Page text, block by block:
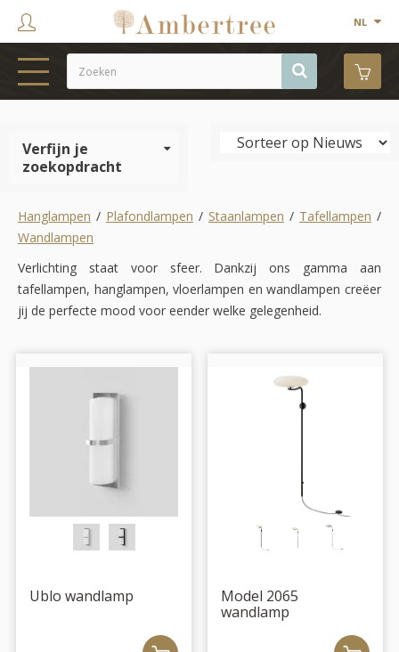
NL
WEBSHOP
PROJECTEN
MERKEN
OVER ONS
Verfijn je
zoekopdracht
Hanglampen / Plafondlampen / Staanlampen / Tafellampen /
Wandlampen
Verlichting staat voor sfeer. Dankzij ons gamma aan
tafellampen, hanglampen, vloerlampen en wandlampen creëer
jij de perfecte mood voor eender welke gelegenheid.
Ublo wandlamp
Model 2065
wandlamp